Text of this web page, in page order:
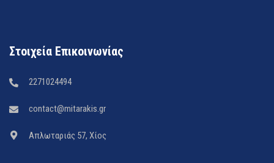
Στοιχεία Επικοινωνίας
2271024494
contact@mitarakis.gr
Απλωταριάς 57, Χίος